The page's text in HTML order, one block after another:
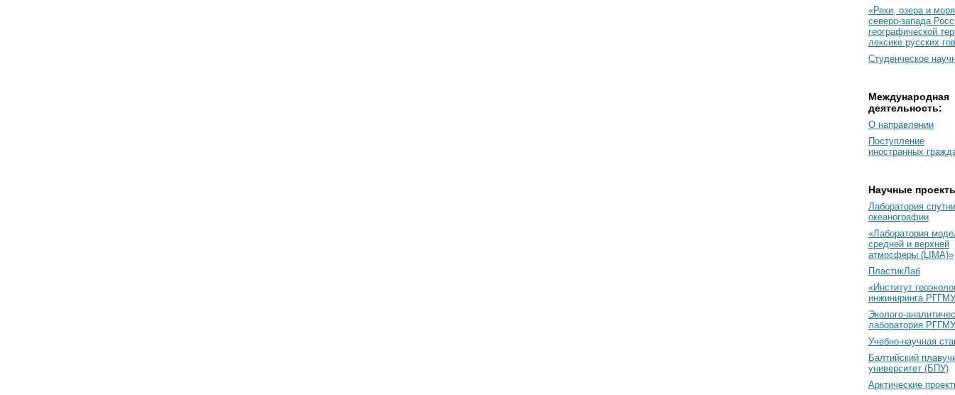
«Реки, озера и моря
северо-запада
географической
лексике русских
Студенческое
Международная
деятельность:
О направлении
Поступление
иностранных
Научные
Лаборатория
океанографии
«Лаборатория
средней и верхней
атмосферы (LIMA)»
ПластикЛаб
«Институт
инжиниринга
Эколого-
лаборатория РГГМУ
Учебно-научная
Балтийский
университет (БПУ)
Арктические